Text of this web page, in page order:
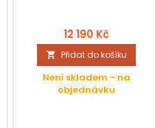
12 190 Kč
 Přidat do košíku
Není skladem - na
objednávku